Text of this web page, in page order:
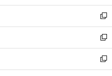
開
く
ウ
で
開
く
ン
ド
ウ
で
開
く
ウ
ィ
ン
ド
ウ
で
開
し
い
ウ
ィ
ン
ド
ウ
新
し
い
ウ
ィ
ン
新
し
い
ウ
新
し